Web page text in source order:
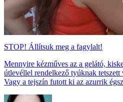
STOP! Állítsuk meg a fagylalt!
Mennyire kézműves az a gelátó,
útlevéllel rendelkező tyúknak
Vagy a tejszín futott ki az azurrik